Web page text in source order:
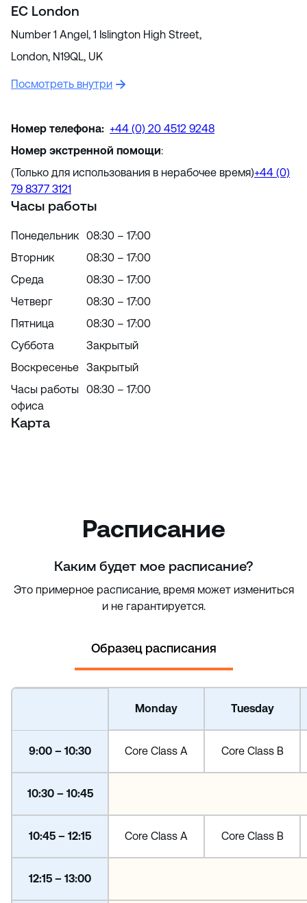
EC London
Number 1 Angel, 1 Islington High Street,
London, N19QL, UK
Посмотреть внутри
Номер телефона: +44 (0) 20 4512 9248
Номер экстренной помощи:
(Только для использования в нерабочее время)+44 (0)
79 8377 3121
Часы работы
Понедельник
Вторник
Среда
Четверг
Пятница
Суббота
Воскресенье
Часы работы
офиса
08:30 – 17:00
08:30 – 17:00
08:30 – 17:00
08:30 – 17:00
08:30 – 17:00
Закрытый
Закрытый
08:30 – 17:00
Карта
Расписание
Каким будет мое расписание?
Это примерное расписание, время может измениться
и не гарантируется.
Образец расписания
Monday Tuesday
9:00 – 10:30 Core Class A Core Class B
10:30 – 10:45
10:45 – 12:15 Core Class A Core Class B
12:15 – 13:00